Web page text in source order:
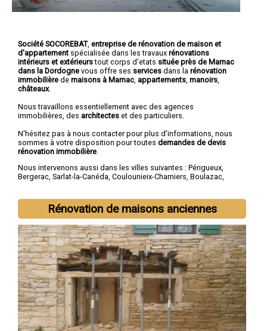
Société SOCOREBAT, entreprise de rénovation de maison et
d'appartement spécialisée dans les travaux rénovations
intérieurs et extérieurstout corps d'etats située près de Marnac
dans la Dordogne vous offre ses services dans la rénovation
immobilière de maisons à Marnac appartements manoirs
châteaux.
Nous travaillons essentiellement avec des agences
immobilières, des architectes et des particuliers.
N'hésitez pas à nous contacter pour plus d'informations, nous
sommes à votre disposition pour toutes demandes de devis
rénovation immobilière
Nous intervenons aussi dans les villes suivantes : Périgueux,
Bergerac, Sarlat-la-Canéda, Coulounieix-Chamiers, Boulazac,
Rénovation de maisons anciennes